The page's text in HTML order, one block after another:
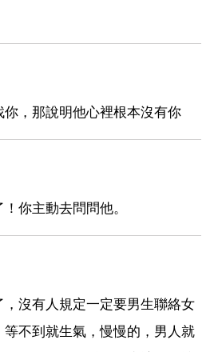
，那說明他心裡根本沒有你
你主動去問問他。
沒有人規定一定要男生聯絡女
不到就生氣，慢慢的，男人就